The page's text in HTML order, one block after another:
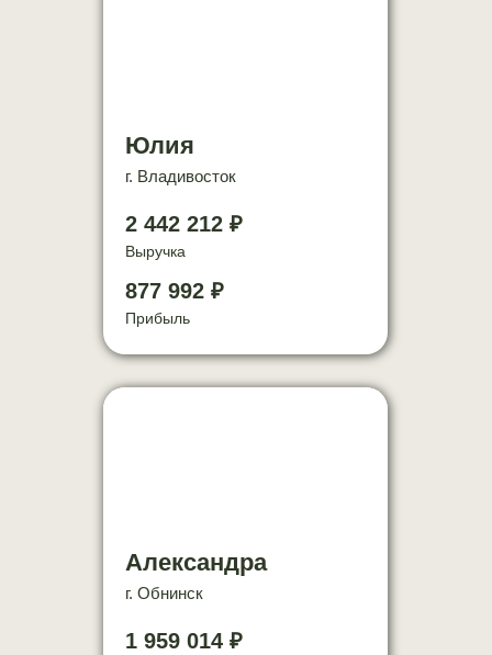
Александра
г. Обнинск
Юлия
г. Владивосток
2 442 212 ₽
Выручка
877 992 ₽
Прибыль
1 959 014 ₽